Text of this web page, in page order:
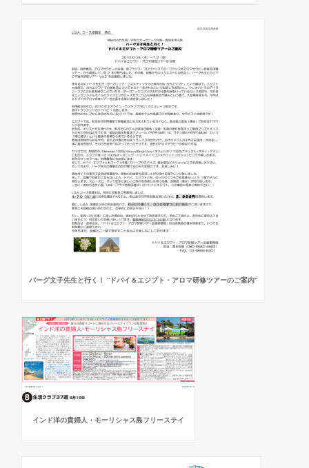
バーグ文子先生と行く！ “ドバイ＆エジプト・アロマ研修ツアーのご案内”
インド洋の貴婦人・モーリシャス島フリーステイ